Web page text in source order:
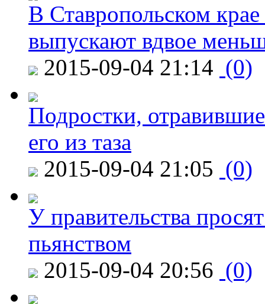
В Ставропольском
выпускают вдвое
2015-09-04 21:14 (0)
Подростки,
его из таза
2015-09-04 21:05 (0)
У правительства
пьянством
2015-09-04 20:56 (0)